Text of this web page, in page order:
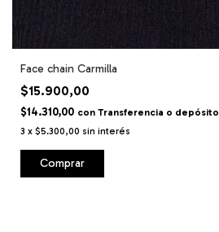
Face chain Carmilla
$15.900,00
$14.310,00 con Transferencia o depósito
3 x $5.300,00 sin interés
Comprar